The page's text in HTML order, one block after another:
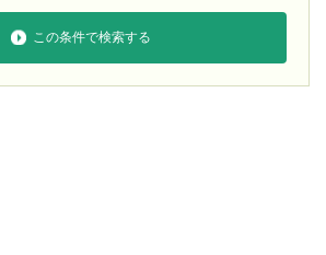
この条件で検索する